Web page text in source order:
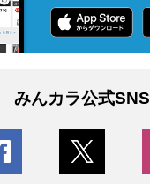
みんカラ公式SNS